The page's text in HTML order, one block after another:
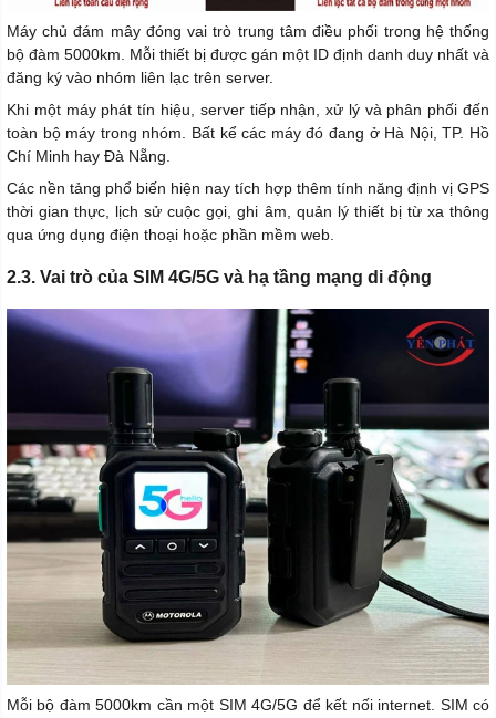
Máy chủ đám mây đóng vai trò trung tâm điều phối trong hệ thống
bộ đàm 5000km. Mỗi thiết bị được gán một ID định danh duy nhất và
đăng ký vào nhóm liên lạc trên server.
Khi một máy phát tín hiệu, server tiếp nhận, xử lý và phân phối đến
toàn bộ máy trong nhóm. Bất kể các máy đó đang ở Hà Nội, TP. Hồ
Chí Minh hay Đà Nẵng.
Các nền tảng phổ biến hiện nay tích hợp thêm tính năng định vị GPS
thời gian thực, lịch sử cuộc gọi, ghi âm, quản lý thiết bị từ xa thông
qua ứng dụng điện thoại hoặc phần mềm web.
2.3. Vai trò của SIM 4G/5G và hạ tầng mạng di động
Mỗi bộ đàm 5000km cần một SIM 4G/5G để kết nối internet. SIM có